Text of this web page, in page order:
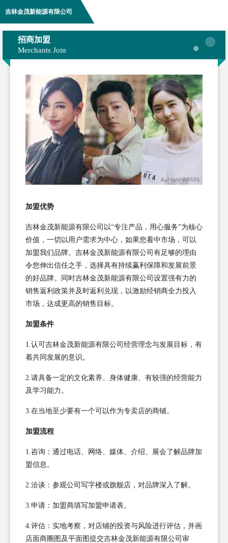
吉林金茂新能源有限公司
招商加盟
Merchants Join
加盟优势
吉林金茂新能源有限公司以“专注产品，用心服务”为核心
价值，一切以用户需求为中心，如果您看中市场，可以
加盟我们品牌。吉林金茂新能源有限公司有足够的理由
令您伸出信任之手，选择具有持续赢利保障和发展前景
的好品牌。同时吉林金茂新能源有限公司设置强有力的
销售返利政策并及时返利兑现，以激励经销商全力投入
市场，达成更高的销售目标。
加盟条件
1.认可吉林金茂新能源有限公司经营理念与发展目标，有
着共同发展的意识。
2.请具备一定的文化素养、身体健康、有较强的经营能力
及学习能力。
3.在当地至少要有一个可以作为专卖店的商铺。
加盟流程
1.咨询：通过电话、网络、媒体、介绍、展会了解品牌加
盟信息。
2.洽谈：参观公司写字楼或旗舰店，对品牌深入了解。
3.申请：加盟商填写加盟申请表。
4.评估：实地考察，对店铺的投资与风险进行评估，并画
店面商圈图及平面图提交吉林金茂新能源有限公司审